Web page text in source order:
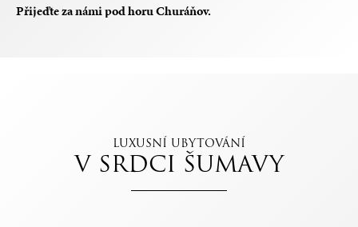
Přijeďte za námi pod horu Churáňov.
LUXUSNÍ UBYTOVÁNÍ
V SRDCI ŠUMAVY